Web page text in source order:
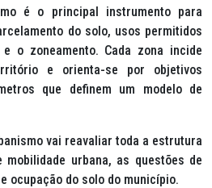
é o principal instrumento para
do solo, usos permitidos
o zoneamento. Cada zona incide
e orienta-se por objetivos
que definem um modelo de
vai reavaliar toda a estrutura
mobilidade urbana, as questões de
ocupação do solo do município.